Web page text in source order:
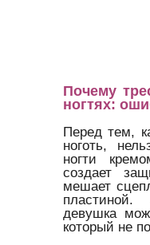
Почему
ногтях:
Перед тем,
ноготь,
ногти
создает
мешает
девушка
который не